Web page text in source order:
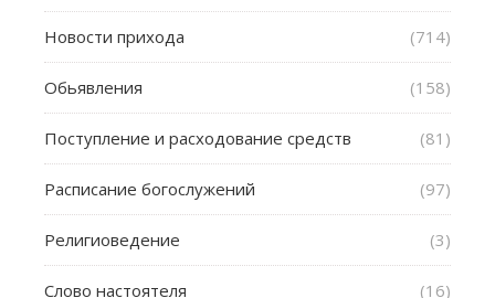
Новости прихода (714)
Обьявления (158)
Поступление и расходование средств (81)
Расписание богослужений (97)
Религиоведение (3)
Слово настоятеля (16)